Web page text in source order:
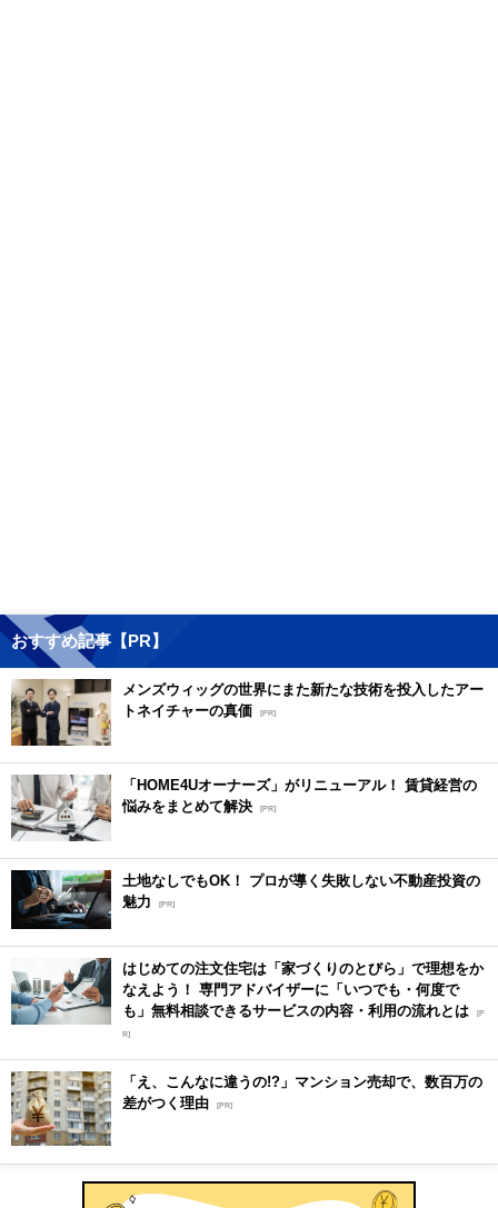
おすすめ記事【PR】
メンズウィッグの世界にまた新たな技術を投入したアー
トネイチャーの真価 [PR]
「HOME4Uオーナーズ」がリニューアル！ 賃貸経営の
悩みをまとめて解決 [PR]
土地なしでもOK！ プロが導く失敗しない不動産投資の
魅力
[PR]
はじめての注文住宅は「家づくりのとびら」で理想をか
なえよう！ 専門アドバイザーに「いつでも・何度で
も」無料相談できるサービスの内容・利用の流れとは [P
R]
「え、こんなに違うの!?」マンション売却で、数百万の
差がつく理由 [PR]